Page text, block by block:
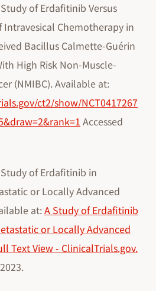
of Erdafitinib Versus
Intravesical Chemotherapy in
Bacillus Calmette-Guérin
High Risk Non-Muscle-
(NMIBC). Available at:
ct2/show/NCT0417267
Accessed
of Erdafitinib in
or Locally Advanced
at:A Study of Erdafitinib
or Locally Advanced
Text View - ClinicalTrials.gov.